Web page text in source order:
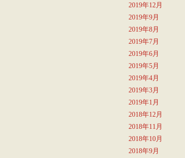
2019年12月
2019年9月
2019年8月
2019年7月
2019年6月
2019年5月
2019年4月
2019年3月
2019年1月
2018年12月
2018年11月
2018年10月
2018年9月